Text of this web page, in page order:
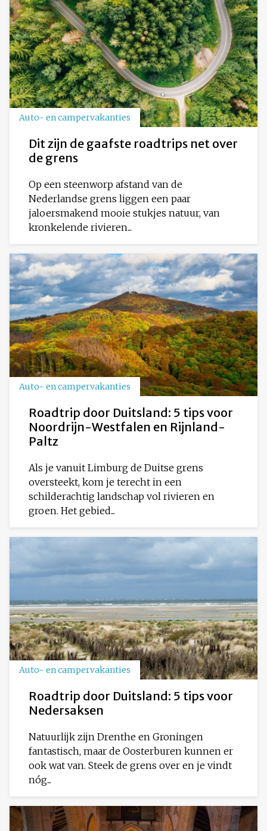
Auto- en campervakanties
Dit zijn de gaafste roadtrips net over
de grens
Op een steenworp afstand van de
Nederlandse grens liggen een paar
jaloersmakend mooie stukjes natuur, van
kronkelende rivieren...
Auto- en campervakanties
Roadtrip door Duitsland: 5 tips voor
Noordrijn-Westfalen en Rijnland-
Paltz
Als je vanuit Limburg de Duitse grens
oversteekt, kom je terecht in een
schilderachtig landschap vol rivieren en
groen. Het gebied...
Auto- en campervakanties
Roadtrip door Duitsland: 5 tips voor
Nedersaksen
Natuurlijk zijn Drenthe en Groningen
fantastisch, maar de Oosterburen kunnen er
ook wat van. Steek de grens over en je vindt
nóg...